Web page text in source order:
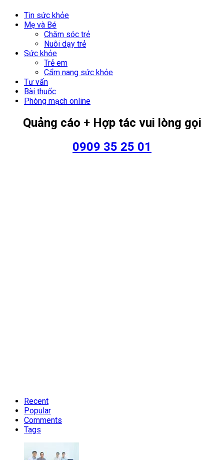
Tin sức khỏe
Mẹ và Bé
Chăm sóc trẻ
Nuôi dạy trẻ
Sức khỏe
Trẻ em
Cẩm nang sức khỏe
Tư vấn
Bài thuốc
Phòng mạch online
Quảng cáo + Hợp tác vui lòng gọi
0909 35 25 01
Recent
Popular
Comments
Tags